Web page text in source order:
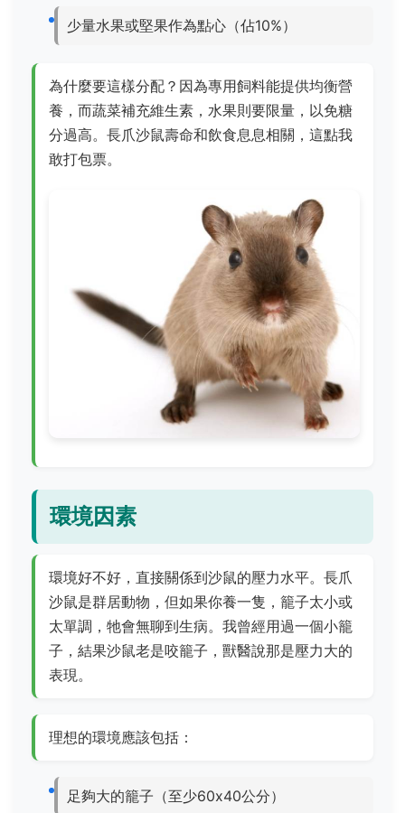
少量水果或堅果作為點心（佔10%）
為什麼要這樣分配？因為專用飼料能提供均衡營
養，而蔬菜補充維生素，水果則要限量，以免糖
分過高。長爪沙鼠壽命和飲食息息相關，這點我
敢打包票。
環境因素
環境好不好，直接關係到沙鼠的壓力水平。長爪
沙鼠是群居動物，但如果你養一隻，籠子太小或
太單調，牠會無聊到生病。我曾經用過一個小籠
子，結果沙鼠老是咬籠子，獸醫說那是壓力大的
表現。
理想的環境應該包括：
足夠大的籠子（至少60x40公分）